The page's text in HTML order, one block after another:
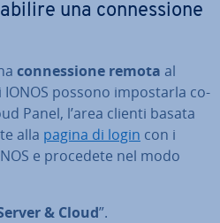
una con­nes­sio­ne
con­nes­sio­ne remota al
possono im­po­star­la co­
Panel, l’area clienti basata
alla pagina di login con i
e procedete nel modo
& Cloud”.